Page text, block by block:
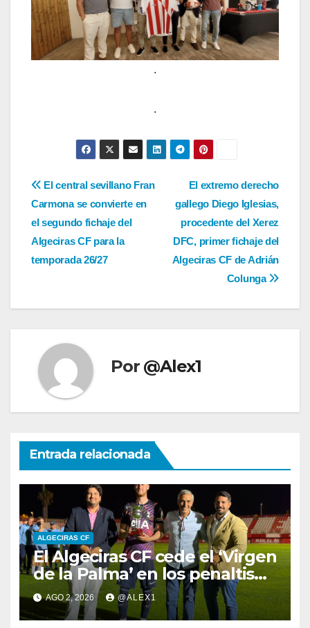
.
.
Navegación
de
entradas
El extremo derecho
gallego Diego Iglesias,
procedente del Xerez
DFC, primer fichaje del
Algeciras CF de Adrián
Colunga
El central sevillano Fran
Carmona se convierte en
el segundo fichaje del
Algeciras CF para la
temporada 26/27
Por @Alex1
Entrada relacionada
ALGECIRAS CF
El Algeciras CF cede el ‘Virgen
de la Palma’ en los penaltis
ante el filial del Tottenham
en un partido ‘a media luz’ (1-
AGO 2, 2026 @ALEX1